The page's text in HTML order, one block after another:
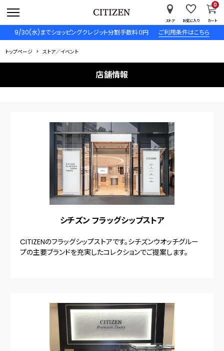
9/30(水)までショッピングクレジット分割手数料０円 ご利用条件はこちら
ストア お気に入り カート
0
トップページ ストア／イベント
店舗情報
シチズン フラッグシップストア
CITIZENのフラッグシップストアです。シチズンウオッチグルー
プの主要ブランドを充実したコレクションでご提案します。